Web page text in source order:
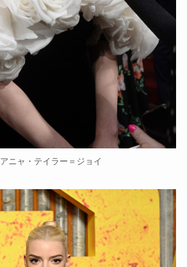
アニャ・テイラー＝ジョイ